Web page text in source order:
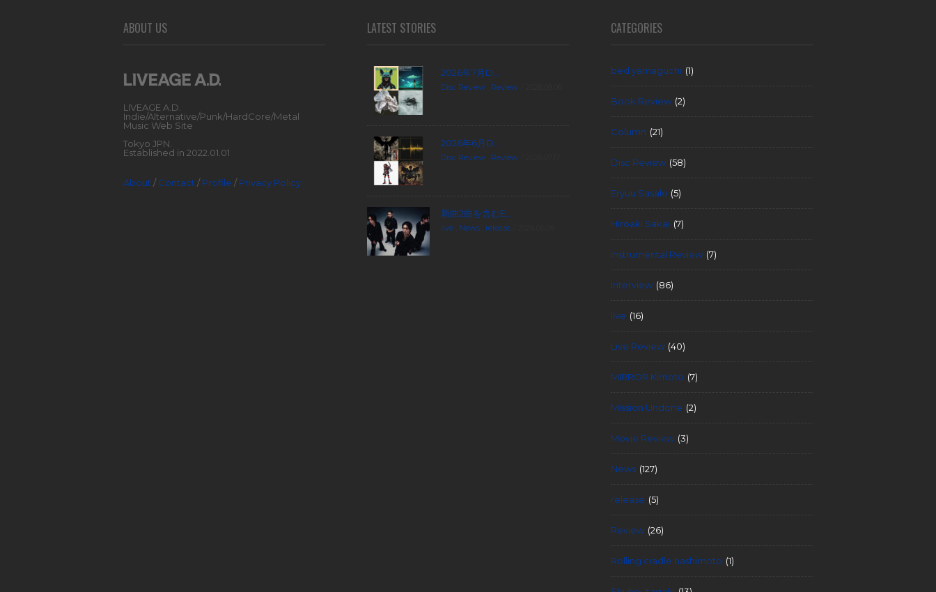
ABOUT US
LIVEAGE A.D.
Indie/Alternative/Punk/HardCore/Metal
Music Web Site
Tokyo JPN.
Established in 2022.01.01
About /Contact /Profile /Privacy Policy
LATEST STORIES
2026年7月D...
Disc Review Review
2026年6月D...
Disc Review Review
新曲2曲を含むE...
live News release
CATEGORIES
bed yamaguchi (1)
Book Review (2)
Column (21)
Disc Review (58)
Eryuu Sasaki (5)
Hiroaki Sakai (7)
instrumental Review (7)
Interview (86)
live (16)
Live Review (40)
MIRROR Kimoto (7)
Mission Undone (2)
Movie Review (3)
News (127)
release (5)
Review (26)
Rolling cradle hashimoto (1)